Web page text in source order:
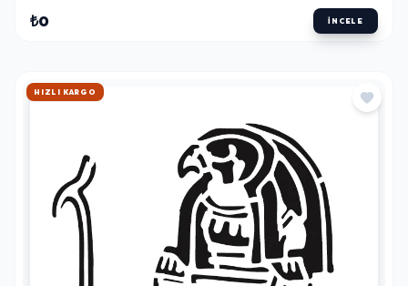
₺0 İNCELE
HIZLI KARGO